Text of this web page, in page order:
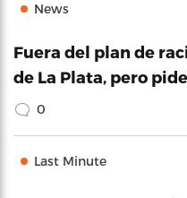
News
Fuera del plan de
de La Plata, pero
0
Last Minute